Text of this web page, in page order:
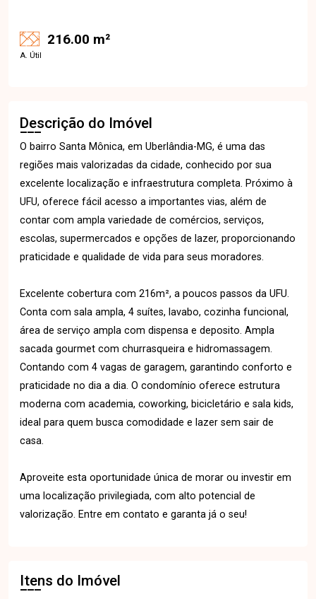
216.00 m²
A. Útil
Descrição do Imóvel
O bairro Santa Mônica, em Uberlândia-MG, é uma das
regiões mais valorizadas da cidade, conhecido por sua
excelente localização e infraestrutura completa. Próximo à
UFU, oferece fácil acesso a importantes vias, além de
contar com ampla variedade de comércios, serviços,
escolas, supermercados e opções de lazer, proporcionando
praticidade e qualidade de vida para seus moradores.
Excelente cobertura com 216m², a poucos passos da UFU.
Conta com sala ampla, 4 suítes, lavabo, cozinha funcional,
área de serviço ampla com dispensa e deposito. Ampla
sacada gourmet com churrasqueira e hidromassagem.
Contando com 4 vagas de garagem, garantindo conforto e
praticidade no dia a dia. O condomínio oferece estrutura
moderna com academia, coworking, bicicletário e sala kids,
ideal para quem busca comodidade e lazer sem sair de
casa.
Aproveite esta oportunidade única de morar ou investir em
uma localização privilegiada, com alto potencial de
valorização. Entre em contato e garanta já o seu!
Itens do Imóvel